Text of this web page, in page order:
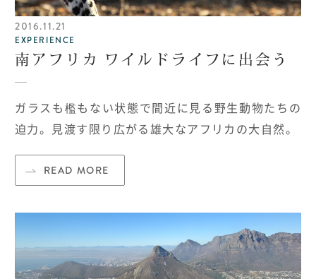
2016.11.21
EXPERIENCE
南アフリカ ワイルドライフに出会う
ガラスも檻もない状態で間近に見る野生動物たちの
迫力。見渡す限り広がる雄大なアフリカの大自然。
READ MORE